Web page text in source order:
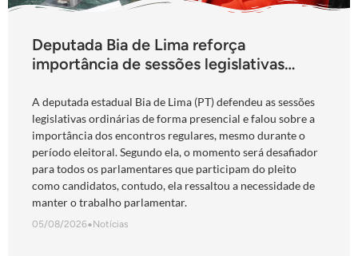
Deputada Bia de Lima reforça
importância de sessões legislativas
“obrigação com o povo de Goiás”
A deputada estadual Bia de Lima (PT) defendeu as sessões
legislativas ordinárias de forma presencial e falou sobre a
importância dos encontros regulares, mesmo durante o
período eleitoral. Segundo ela, o momento será desafiador
para todos os parlamentares que participam do pleito
como candidatos, contudo, ela ressaltou a necessidade de
manter o trabalho parlamentar.
05/08/2026•Notícias